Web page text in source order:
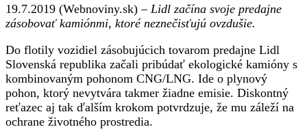
ekologickou
logistkou
19.7.2019 (Webnoviny.sk) – Lidl začína svoje predajne
zásobovať kamiónmi, ktoré neznečisťujú ovzdušie.
Do flotily vozidiel zásobujúcich tovarom predajne Lidl
Slovenská republika začali pribúdať ekologické kamióny s
kombinovaným pohonom CNG/LNG. Ide o plynový
pohon, ktorý nevytvára takmer žiadne emisie. Diskontný
reťazec aj tak ďalším krokom potvrdzuje, že mu záleží na
ochrane životného prostredia.